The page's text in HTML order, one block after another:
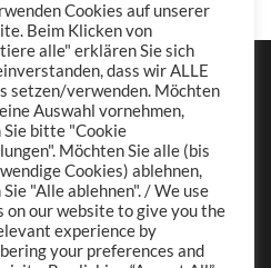
Cookies auf unserer
Beim Klicken von
alle" erklären Sie sich
dass wir ALLE
setzen/verwenden. Möchten
Auswahl vornehmen,
Sie bitte "Cookie
Möchten Sie alle (bis
Cookies) ablehnen,
"Alle ablehnen". / We use
on our website to give you the
experience by
your preferences and